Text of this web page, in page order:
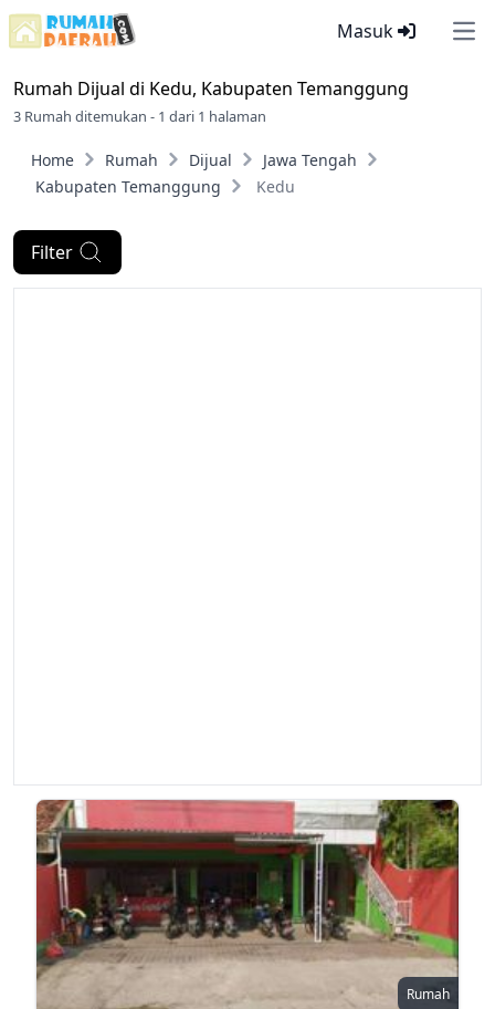
Masuk
Rumah Dijual di Kedu, Kabupaten Temanggung
3 Rumah ditemukan - 1 dari 1 halaman
Home Rumah Dijual
Jawa Tengah
Kabupaten Temanggung
Kedu
Filter
Rumah